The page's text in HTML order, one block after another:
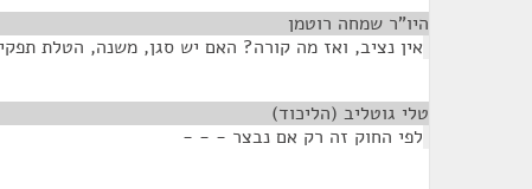
היו"ר שמחה רוטמן
אין נציב, ואז מה קורה? האם יש סגן, משנה, הטלת
טלי גוטליב (הליכוד)
לפי החוק זה רק אם נבצר - - -